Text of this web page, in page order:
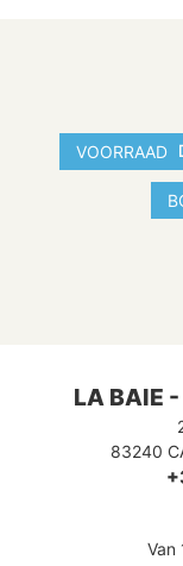
VOORRAAD
LA BAIE
83240
Van